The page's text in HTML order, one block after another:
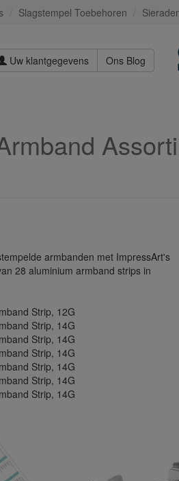
Slagstempel Toebehoren
Uw klantgegevens Ons Blog
armbanden met ImpressArt's
28 aluminium armband strips in
Strip, 12G
Strip, 14G
Strip, 14G
Strip, 14G
Strip, 14G
Strip, 14G
Strip, 14G